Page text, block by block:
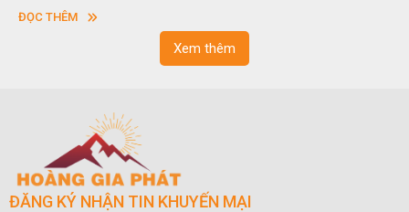
sơn”. Nghệ thuật hòn non bộ nhằm phục vụ cho mục đích thưởng
ngoạn và phong thủy trong cuộc sống.
ĐỌC THÊM
Xem thêm
ĐĂNG KÝ NHẬN TIN KHUYẾN MẠI